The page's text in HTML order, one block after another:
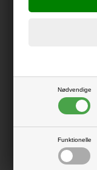
Nødvendige
Funktionelle
LÆS OG BLIV